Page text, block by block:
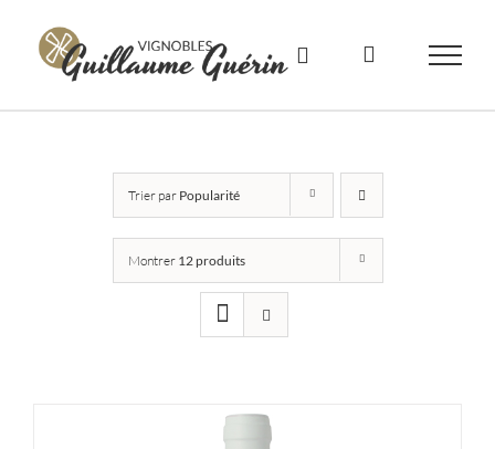
content
Trier par Popularité
Montrer 12 produits